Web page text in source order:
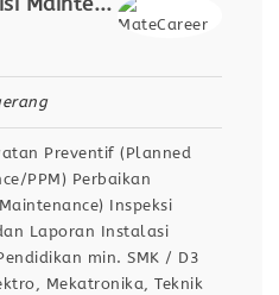
Preventif (Planned
PPM) Perbaikan
Inspeksi
Laporan Instalasi
min. SMK / D3
Mekatronika, Teknik